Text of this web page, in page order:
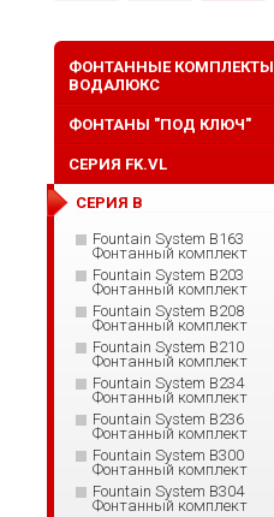
ФОНТАННЫЕ КОМПЛЕКТЫ
ВОДАЛЮКС
ФОНТАНЫ "ПОД КЛЮЧ"
СЕРИЯ FK.VL
СЕРИЯ B
Fountain System B163
Фонтанный комплект
Fountain System B203
Фонтанный комплект
Fountain System B208
Фонтанный комплект
Fountain System B210
Фонтанный комплект
Fountain System B234
Фонтанный комплект
Fountain System B236
Фонтанный комплект
Fountain System B300
Фонтанный комплект
Fountain System B304
Фонтанный комплект